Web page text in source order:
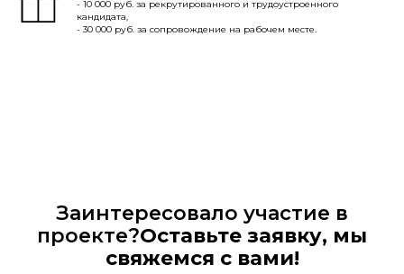
- 10 000 руб. за рекрутированного и трудоустроенного
кандидата,
- 30 000 руб. за сопровождение на рабочем месте.
Заинтересовало участие в
проекте?Оставьте заявку, мы
свяжемся с вами!